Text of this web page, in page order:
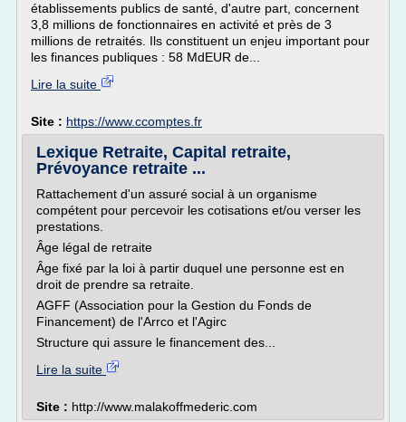
établissements publics de santé, d'autre part, concernent
3,8 millions de fonctionnaires en activité et près de 3
millions de retraités. Ils constituent un enjeu important pour
les finances publiques : 58 MdEUR de...
Lire la suite
Site : https://www.ccomptes.fr
Lexique Retraite, Capital retraite,
Prévoyance retraite ...
Rattachement d'un assuré social à un organisme
compétent pour percevoir les cotisations et/ou verser les
prestations.
Âge légal de retraite
Âge fixé par la loi à partir duquel une personne est en
droit de prendre sa retraite.
AGFF (Association pour la Gestion du Fonds de
Financement) de l'Arrco et l'Agirc
Structure qui assure le financement des...
Lire la suite
Site : http://www.malakoffmederic.com